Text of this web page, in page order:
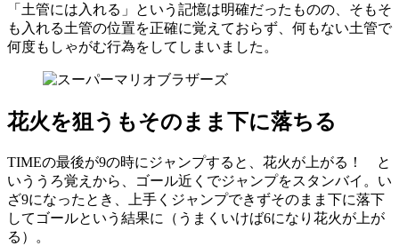
「土管には入れる」という記憶は明確だったものの、そもそ
も入れる土管の位置を正確に覚えておらず、何もない土管で
何度もしゃがむ行為をしてしまいました。
花火を狙うもそのまま下に落ちる
TIMEの最後が9の時にジャンプすると、花火が上がる！ と
いううろ覚えから、ゴール近くでジャンプをスタンバイ。い
ざ9になったとき、上手くジャンプできずそのまま下に落下
してゴールという結果に（うまくいけば6になり花火が上が
る）。